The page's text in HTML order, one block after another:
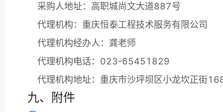
采购人地址：高职城尚文大道887号
代理机构：重庆恒泰工程技术服务有限公司
代理机构经办人：龚老师
代理机构电话：023-65451829
代理机构地址：重庆市沙坪坝区小龙坎正街
九、附件